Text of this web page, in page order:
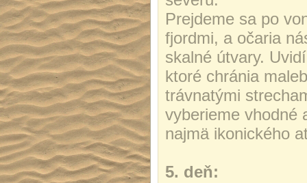
Prejdeme sa po
fjordmi, a očaria
skalné útvary.
ktoré chránia
trávnatými
vyberieme vhodné
najmä ikonického
5. deň: